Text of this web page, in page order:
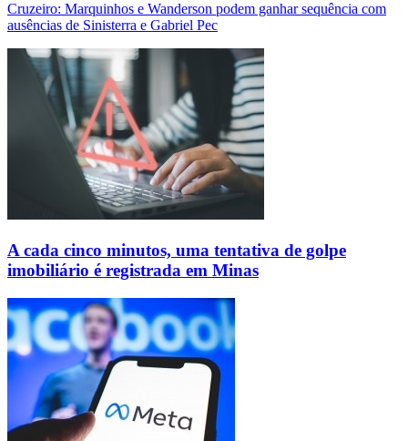
Cruzeiro: Marquinhos e Wanderson podem ganhar sequência com
ausências de Sinisterra e Gabriel Pec
A cada cinco minutos, uma tentativa de golpe
imobiliário é registrada em Minas